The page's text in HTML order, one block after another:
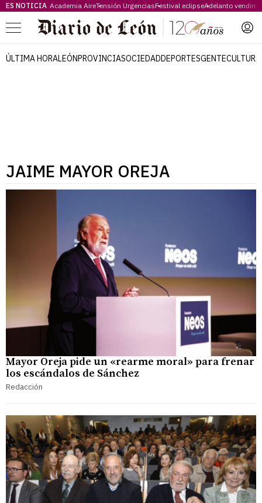
ES NOTICIA Academia AireTensión UrgenciasFestival eclipseAdelanto
Menú
ÚLTIMA HORALEÓNPROVINCIASOCIEDADDEPORTESGENTECULTURA
JAIME MAYOR OREJA
Mayor Oreja pide un «rearme moral» para frenar
los escándalos de Sánchez
Redacción